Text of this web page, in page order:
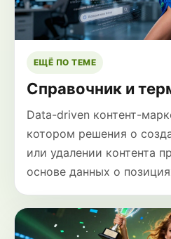
ЕЩЁ ПО ТЕМЕ
Справочник и
Data-driven контент-
котором решения о
или удалении контента
основе данных о